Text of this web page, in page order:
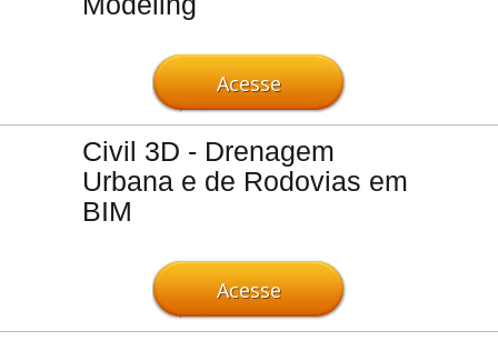
Acesse
Civil 3D - Drenagem
Urbana e de Rodovias em
BIM
Acesse